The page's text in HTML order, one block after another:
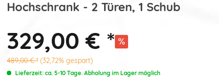
Hochschrank - 2 Türen, 1 Schub
329,00 € *
489,00 € * (32,72% gespart)
Lieferzeit: ca. 5-10 Tage. Abholung im Lager möglich